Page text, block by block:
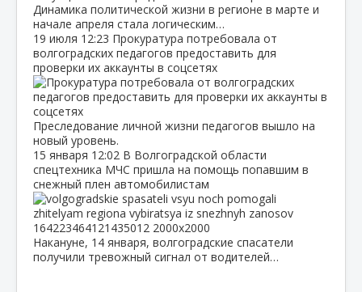
Динамика политической жизни в регионе в марте и
начале апреля стала логическим…
19 июля 12:23 Прокуратура потребовала от
волгоградских педагогов предоставить для
проверки их аккаунты в соцсетях
Преследование личной жизни педагогов вышло на
новый уровень.
15 января 12:02 В Волгоградской области
спецтехника МЧС пришла на помощь попавшим в
снежный плен автомобилистам
Накануне, 14 января, волгоградские спасатели
получили тревожный сигнал от водителей…